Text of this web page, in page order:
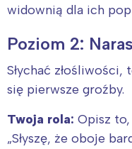
widownią dla ich
Poziom 2:
Słychać
się pierwsze groźby.
Twoja rola: Opisz
„Słyszę, że oboje